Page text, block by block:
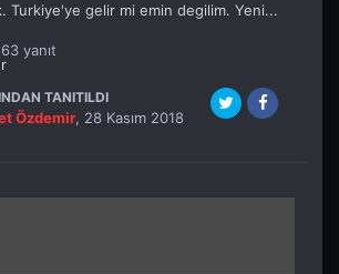
Turkiye'ye gelir mi emin degilim. Yeni...
yanıt
TANITILDI
Özdemir, 28 Kasım 2018